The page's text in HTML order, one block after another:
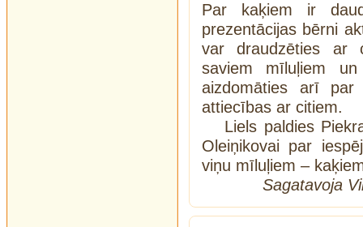
Par kaķiem ir
prezentācijas bērni
var draudzēties ar
saviem mīluļiem
aizdomāties arī
attiecības ar citiem.
Liels paldies
Oleiņikovai par
viņu mīluļiem –
Sagatavoja